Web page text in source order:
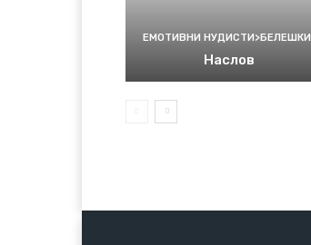
ЕМОТИВНИ НУДИСТИ>БЕЛЕШКИ
Наслов